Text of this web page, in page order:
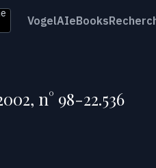
VogelAIeBooks
n° 98-22.536